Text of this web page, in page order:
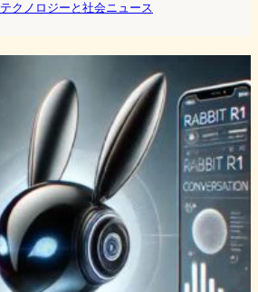
テクノロジーと社会ニュース